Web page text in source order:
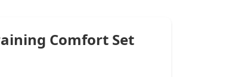
Comfort Set